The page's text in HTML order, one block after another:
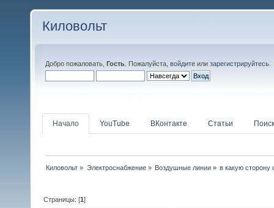
Киловольт
Добро пожаловать, Гость . Пожалуйста, войдите или зарегистрируйтесь
Начало YouTube ВКонтакте Статьи Поиск
Киловольт » Электроснабжение» Воздушные линии» в какую
Страницы: [1]